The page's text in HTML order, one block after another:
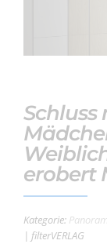
Schluss
erobert
Kategorie:
| filterVERLAG